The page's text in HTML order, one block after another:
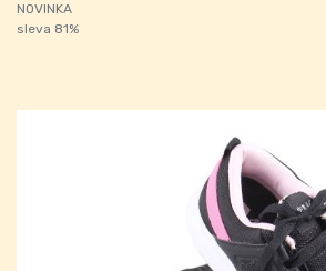
NOVINKA
sleva 81%